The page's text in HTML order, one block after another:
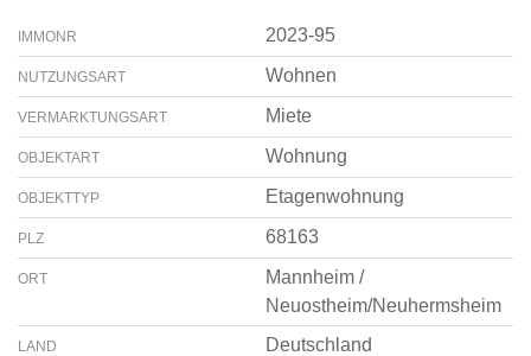
IMMONR 2023-95
NUTZUNGSART Wohnen
VERMARKTUNGSART Miete
OBJEKTART Wohnung
OBJEKTTYP Etagenwohnung
PLZ 68163
ORT
Mannheim /
Neuostheim/Neuhermsheim
LAND Deutschland